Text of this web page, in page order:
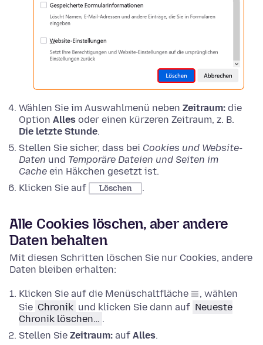
Wählen Sie im Auswahlmenü neben Zeitraum: die
Option Alles oder einen kürzeren Zeitraum, z. B.
Die letzte Stunde.
Stellen Sie sicher, dass bei Cookies und Website-
Daten und Temporäre Dateien und Seiten im
Cache ein Häkchen gesetzt ist.
Klicken Sie auf
Löschen .
Alle Cookies löschen, aber andere
Daten behalten
Mit diesen Schritten löschen Sie nur Cookies, andere
Daten bleiben erhalten:
Klicken Sie auf die Menüschaltfläche
, wählen
Sie Chronik und klicken Sie dann auf Neueste
Chronik löschen… .
Stellen Sie Zeitraum: auf Alles.